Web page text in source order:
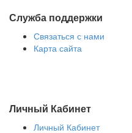
Служба поддержки
Связаться с нами
Карта сайта
Личный Кабинет
Личный Кабинет